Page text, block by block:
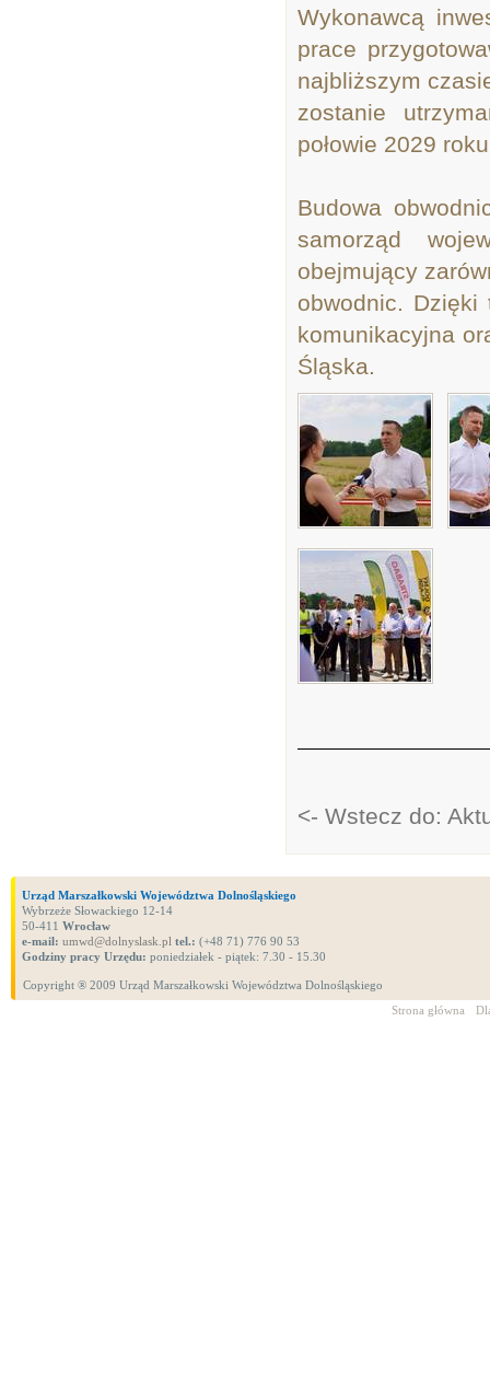
Wykonawcą
prace
najbliższym
zostanie
połowie 2029
Budowa
samorząd
obejmujący
obwodnic. Dzięki
komunikacyjna
Śląska.
<- Wstecz do:
Urząd Marszałkowski Województwa Dolnośląskiego
Wybrzeże Słowackiego 12-14
50-411 Wrocław
e-mail: umwd@dolnyslask.pl tel.: (+48 71) 776 90 53
Godziny pracy Urzędu: poniedziałek - piątek: 7.30 - 15.30
Copyright ® 2009 Urząd Marszałkowski Województwa Dolnośląskiego
Strona główna